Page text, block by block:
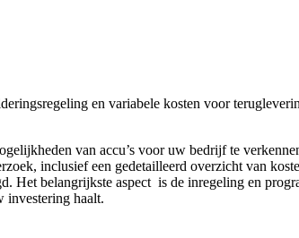
en variabele kosten voor
van accu’s voor uw bedrijf te
inclusief een gedetailleerd overzicht van
Het belangrijkste aspect is de inregeling en
investering haalt.